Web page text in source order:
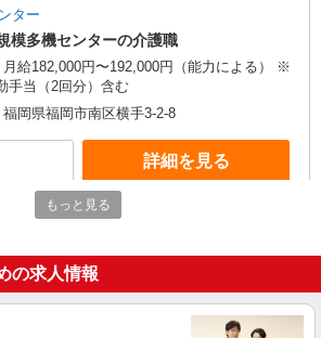
ター
模多機センターの介護職
月給182,000円〜192,000円（能力による） ※
手当（2回分）含む
福岡県福岡市南区横手3-2-8
詳細を見る
職
時給1,060円〜
もっと見る
の求人情報